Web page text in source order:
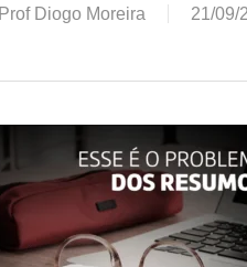
Prof Diogo Moreira 21/09/